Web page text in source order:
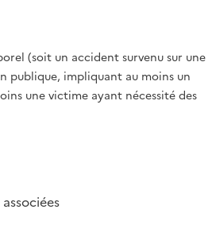
(soit un accident survenu sur une
publique, impliquant au moins un
une victime ayant nécessité des